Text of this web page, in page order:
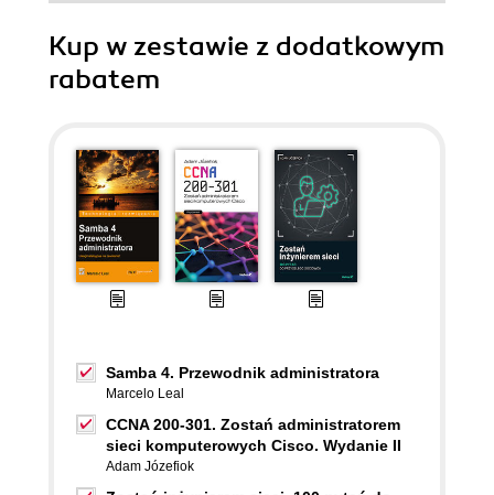
Kup w zestawie z dodatkowym
rabatem
Samba 4. Przewodnik administratora
Marcelo Leal
CCNA 200-301. Zostań administratorem
sieci komputerowych Cisco. Wydanie II
Adam Józefiok